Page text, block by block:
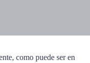
como puede ser en